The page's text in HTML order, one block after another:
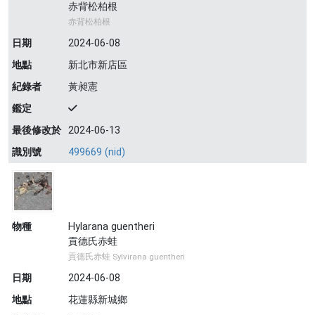
赤背松柏根
赤背松柏根
日期
2024-06-08
地點
新北市新店區
紀錄者
黃昶憲
鑑定
最後修改於 2024-06-13
識別號
499669 (nid)
物種
Hylarana guentheri
貢德氏赤蛙
貢德氏赤蛙 Sylvirana guentheri
日期
2024-06-08
地點
花蓮縣新城鄉